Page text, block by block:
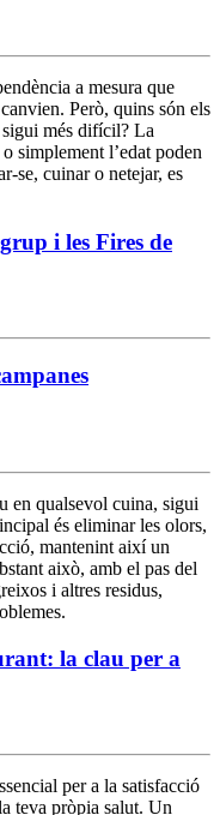
a mesura que
Però, quins són els
més difícil? La
simplement l’edat poden
se, cuinar o netejar, es
i les Fires de
en qualsevol cuina, sigui
és eliminar les olors,
mantenint així un
això, amb el pas del
i altres residus,
la clau per a
per a la satisfacció
teva pròpia salut. Un